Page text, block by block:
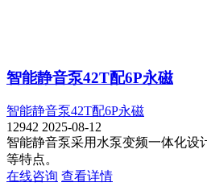
智能静音泵42T配6P永磁
智能静音泵42T配6P永磁
12942 2025-08-12
智能静音泵采用水泵变频一体化
等特点。
在线咨询 查看详情